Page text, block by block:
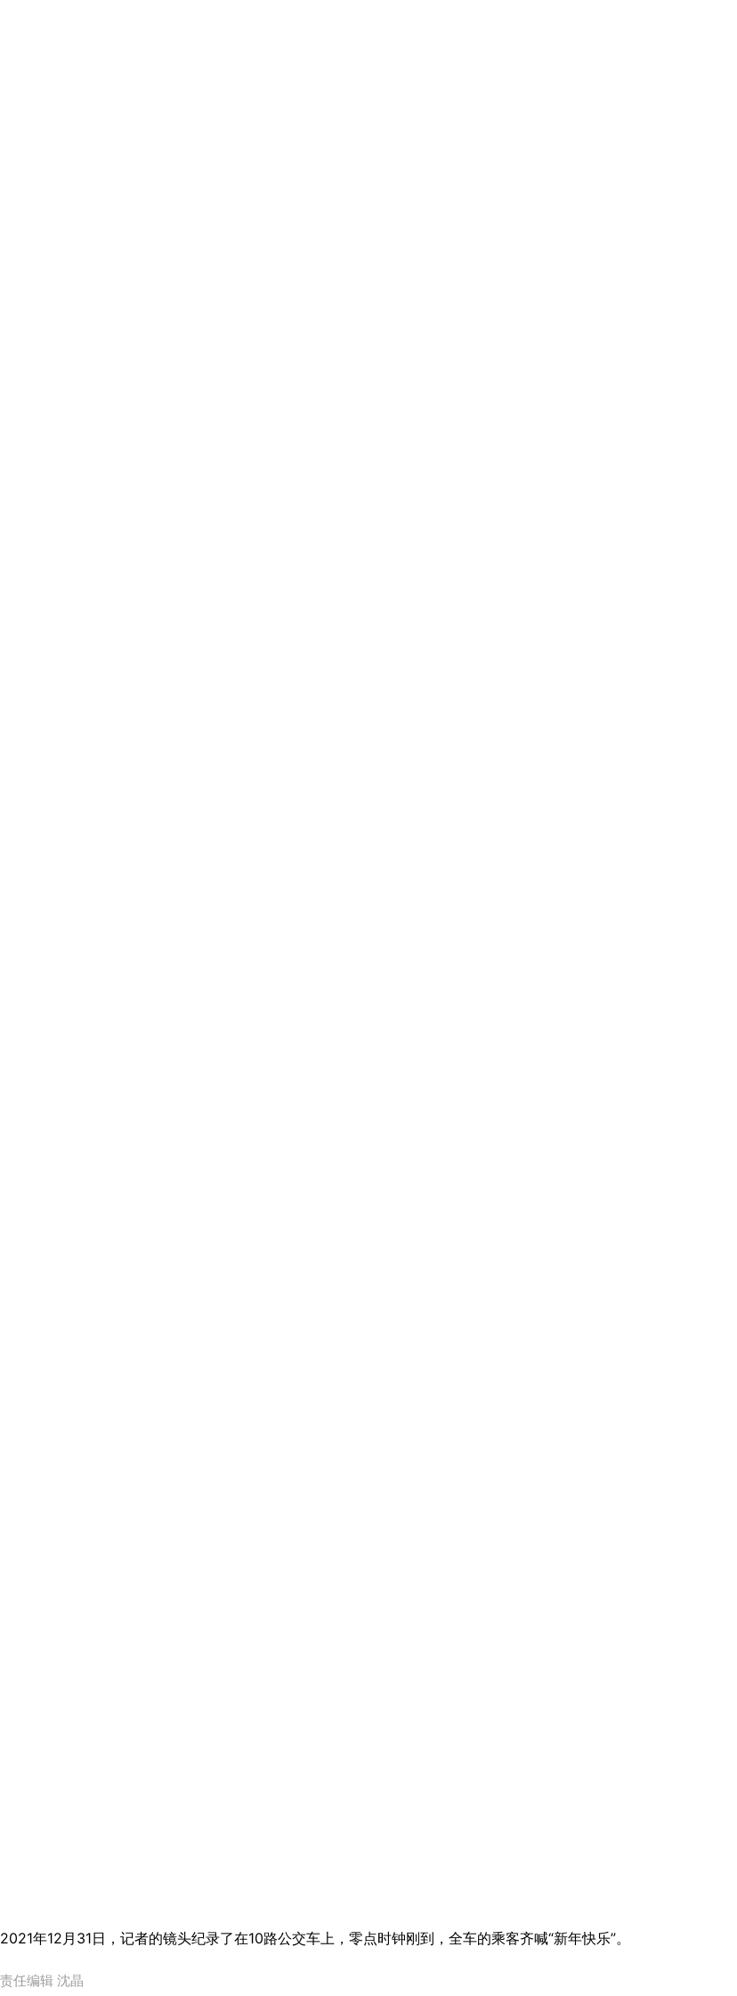
2021年12月31日，记者的镜头纪录了在10路公交车上，零点时钟刚到，全车的乘客齐喊“新年快乐”。
责任编辑 沈晶